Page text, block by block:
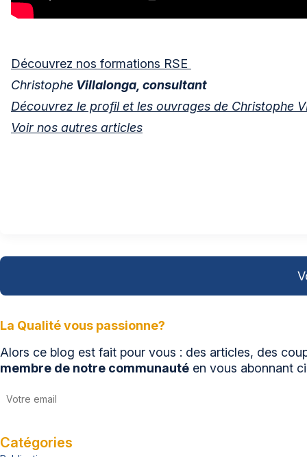
La Qualité vous passionne?
Alors ce blog est fait pour vous : des articles, des
membre de notre communauté en vous abonnant
Catégories
Découvrez nos formations RSE
Christophe Villalonga, consultant
Découvrez le profil et les ouvrages de Christophe
Voir nos autres articles